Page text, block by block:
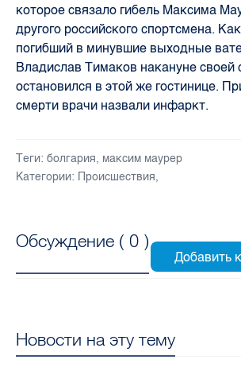
которое связало гибель Максима
другого российского спортсмена.
погибший в минувшие выходные
Владислав Тимаков накануне своей
остановился в этой же гостинице.
смерти врачи назвали инфаркт.
Теги: болгария, максим маурер
Категории: Происшествия,
Обсуждение ( 0 )
Новости на эту тему